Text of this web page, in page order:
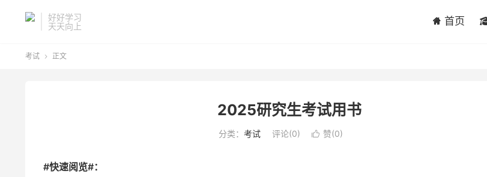
好好学习
天天向上
首页
考试  正文
2025研究生考试用书
分类： 考试 评论(0)  赞(0)
#快速阅览#：